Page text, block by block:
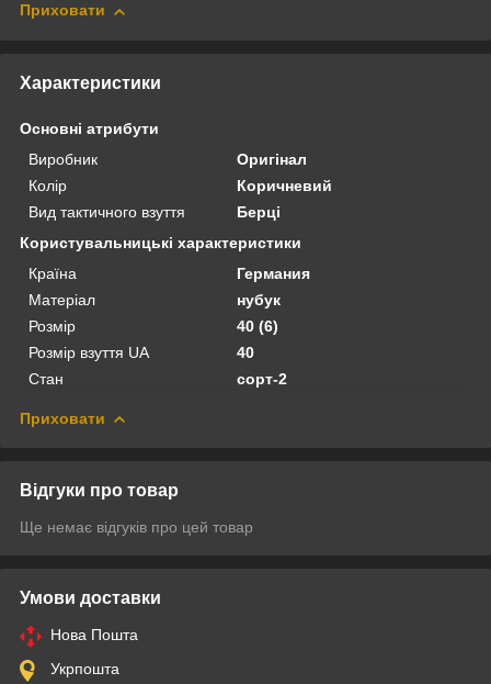
Приховати
Характеристики
Основні атрибути
Виробник
Оригінал
Колір
Коричневий
Вид тактичного взуття
Берці
Користувальницькі характеристики
Країна
Германия
Матеріал
нубук
Розмір
40 (6)
Розмір взуття UA
40
Стан
сорт-2
Приховати
Відгуки про товар
Ще немає відгуків про цей товар
Умови доставки
Нова Пошта
Укрпошта